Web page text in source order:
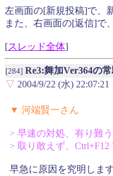
左画面の[新規投稿]で、
また、右画面の[返信]で
[スレッド全体]
[284] Re3:舞加Ver364の
▽ 2004/9/22 (水) 22:07:21
▼ 河端賢一さん
> 早速の対処、有り難
> 取り敢えず、Ctrl+F12
早急に原因を究明します